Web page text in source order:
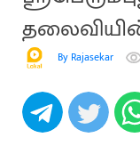
By Rajasekar